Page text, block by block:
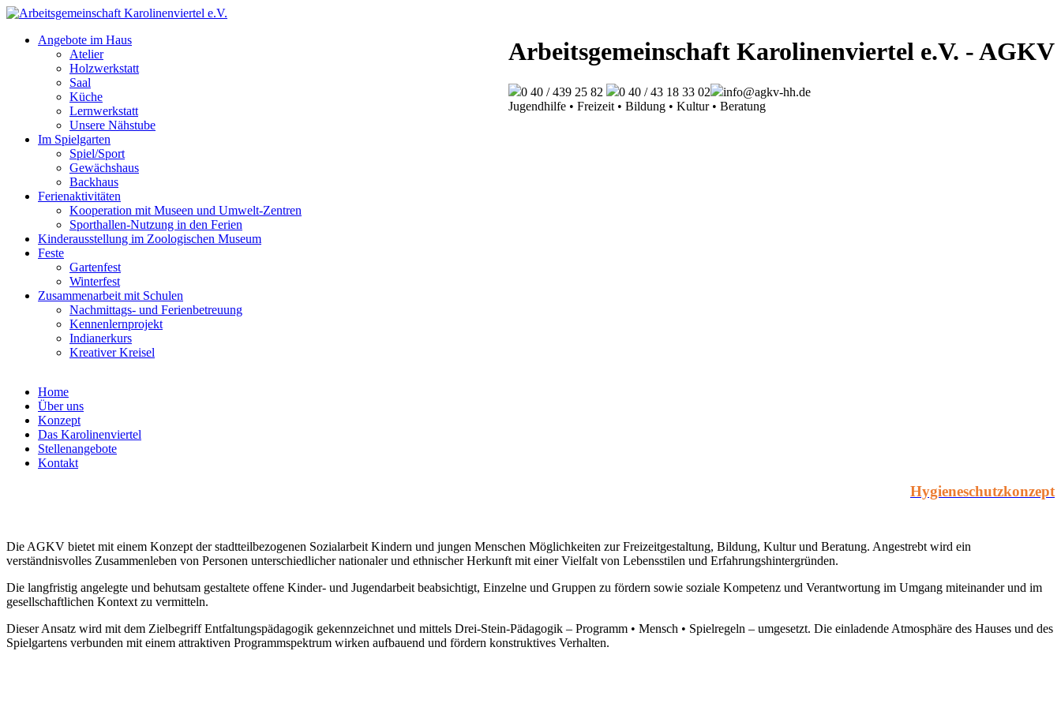
Skip
content
Arbeitsgemeinschaft Karolinenviertel e.V. - AGKV
0 40 / 439 25 82 0 40 / 43 18 33 02
info@agkv-hh.de
Jugendhilfe • Freizeit • Bildung • Kultur • Beratung
Angebote im Haus
Atelier
Holzwerkstatt
Saal
Küche
Lernwerkstatt
Unsere Nähstube
Im Spielgarten
Spiel/Sport
Gewächshaus
Backhaus
Ferienaktivitäten
Kooperation mit Museen und Umwelt-Zentren
Sporthallen-Nutzung in den Ferien
Kinderausstellung im Zoologischen Museum
Feste
Gartenfest
Winterfest
Zusammenarbeit mit Schulen
Nachmittags- und Ferienbetreuung
Kennenlernprojekt
Indianerkurs
Kreativer Kreisel
Home
Über uns
Konzept
Das Karolinenviertel
Stellenangebote
Kontakt
Hygieneschutzkonzept
Die AGKV bietet mit einem Konzept der stadtteilbezogenen Sozialarbeit Kindern und jungen Menschen Möglichkeiten zur Freizeitgestaltung, Bildung, Kultur und Beratung. Angestrebt wird ein
verständnisvolles Zusammenleben von Personen unterschiedlicher nationaler und ethnischer Herkunft mit einer Vielfalt von Lebensstilen und Erfahrungshintergründen.
Die langfristig angelegte und behutsam gestaltete offene Kinder- und Jugendarbeit beabsichtigt, Einzelne und Gruppen zu fördern sowie soziale Kompetenz und Verantwortung im Umgang miteinander und im
gesellschaftlichen Kontext zu vermitteln.
Dieser Ansatz wird mit dem Zielbegriff Entfaltungspädagogik gekennzeichnet und mittels Drei-Stein-Pädagogik – Programm • Mensch • Spielregeln – umgesetzt. Die einladende Atmosphäre des Hauses und des
Spielgartens verbunden mit einem attraktiven Programmspektrum wirken aufbauend und fördern konstruktives Verhalten.